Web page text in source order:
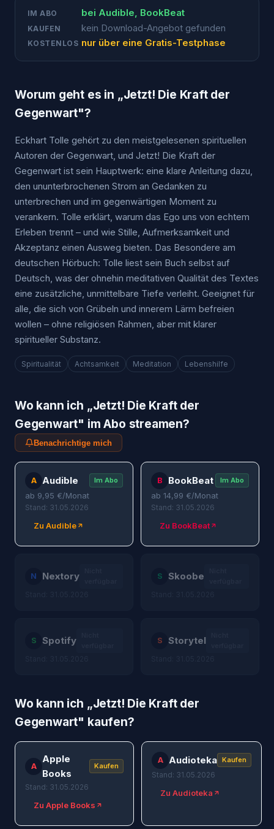
IM ABO bei Audible, BookBeat
KAUFEN kein Download-Angebot gefunden
KOSTENLOS nur über eine Gratis-Testphase
Worum geht es in „Jetzt! Die Kraft der
Gegenwart"?
Eckhart Tolle gehört zu den meistgelesenen spirituellen
Autoren der Gegenwart, und Jetzt! Die Kraft der
Gegenwart ist sein Hauptwerk: eine klare Anleitung dazu,
den ununterbrochenen Strom an Gedanken zu
unterbrechen und im gegenwärtigen Moment zu
verankern. Tolle erklärt, warum das Ego uns von echtem
Erleben trennt – und wie Stille, Aufmerksamkeit und
Akzeptanz einen Ausweg bieten. Das Besondere am
deutschen Hörbuch: Tolle liest sein Buch selbst auf
Deutsch, was der ohnehin meditativen Qualität des Textes
eine zusätzliche, unmittelbare Tiefe verleiht. Geeignet für
alle, die sich von Grübeln und innerem Lärm befreien
wollen – ohne religiösen Rahmen, aber mit klarer
spiritueller Substanz.
Spiritualität Achtsamkeit Meditation Lebenshilfe
Wo kann ich „Jetzt! Die Kraft der
Gegenwart" im Abo streamen?
Benachrichtige mich
A Audible Im Abo
ab 9,95 €/Monat
Stand: 31.05.2026
Zu Audible
B BookBeat Im Abo
ab 14,99 €/Monat
Stand: 31.05.2026
Zu BookBeat
N Nextory S Skoobe
S Spotify S Storytel
Wo kann ich „Jetzt! Die Kraft der
Gegenwart" kaufen?
A
Apple
Books
Kaufen
Stand: 31.05.2026
Zu Apple Books
A Audioteka Kaufen
Stand: 31.05.2026
Zu Audioteka